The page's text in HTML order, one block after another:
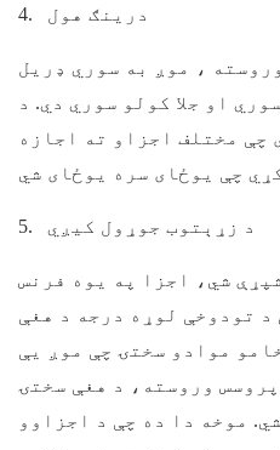
4. درينګ هول
، موږ به سوري ډریل
او جلا کولو سوري دي. د
چې مختلف اجزاو ته اجازه
5. د زړېتوب جوړول کيږي
شي، اجزا په یوه فرنس
تودوخې لوړه درجه د هغې
موادو سختۍ چې موږ یې
او د پروسس وروسته، د هغې سختۍ
شي. موخه دا ده چې د اجزاوو